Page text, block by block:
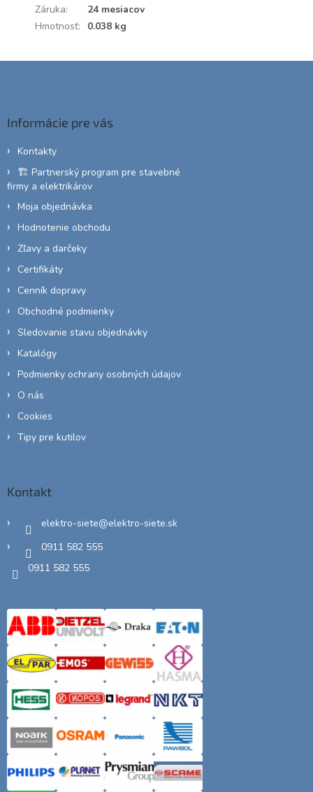
Záruka:
24 mesiacov
Hmotnosť: 0.038 kg
Informácie pre vás
Kontakty
🏗️ Partnerský program pre stavebné
firmy a elektrikárov
Moja objednávka
Hodnotenie obchodu
Zľavy a darčeky
Certifikáty
Cenník dopravy
Obchodné podmienky
Sledovanie stavu objednávky
Katalógy
Podmienky ochrany osobných údajov
O nás
Cookies
Tipy pre kutilov
Kontakt
elektro-siete@elektro-siete.sk
0911 582 555
0911 582 555